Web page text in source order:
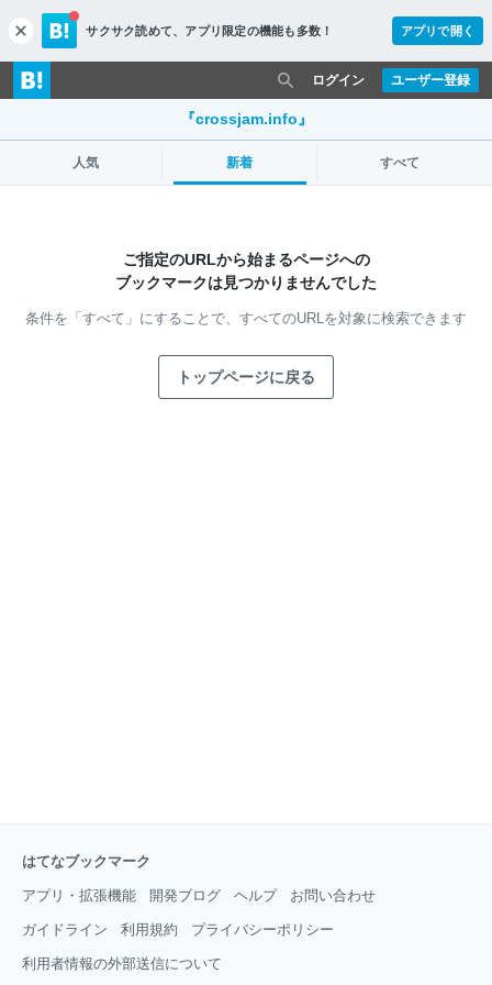
c
l
o
s
サクサク読めて、 アプリ限定の機能も多数！ アプリで開く
ユーザー登録
ログイン
『crossjam.info』
人気 新着 すべて
ご指定のURLから始まるページへの
ブックマークは見つかりませんでした
条件を「すべて」にすることで、 すべてのURLを対象に検索できます
トップページに戻る
はてなブックマーク
アプリ・拡張機能 開発ブログ ヘルプ お問い合わせ
ガイドライン 利用規約 プライバシーポリシー
利用者情報の外部送信について